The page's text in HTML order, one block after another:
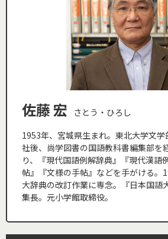
佐藤 宏
さとう・ひろし
1953年、宮城県生まれ。東北大学文
社後、尚学図書の国語教科書編集部を
り、『現代国語例解辞典』『現代漢語
帖』『文様の手帖』などを手がける。
大辞典の改訂作業に専念。『日本国語
集長。元小学館取締役。